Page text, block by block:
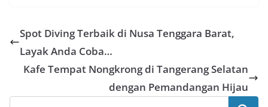
Spot Diving Terbaik di Nusa Tenggara Barat,
Layak Anda Coba…
Kafe Tempat Nongkrong di Tangerang Selatan
dengan Pemandangan Hijau